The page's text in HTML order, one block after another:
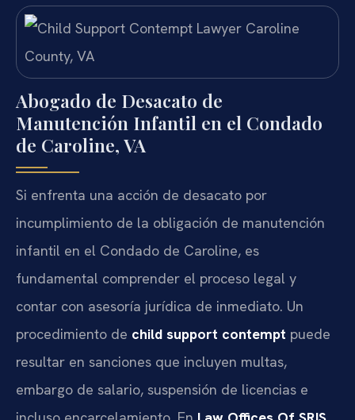
Abogado de Desacato de
Manutención Infantil en el Condado
de Caroline, VA
Si enfrenta una acción de desacato por
incumplimiento de la obligación de manutención
infantil en el Condado de Caroline, es
fundamental comprender el proceso legal y
contar con asesoría jurídica de inmediato. Un
procedimiento de child support contempt puede
resultar en sanciones que incluyen multas,
embargo de salario, suspensión de licencias e